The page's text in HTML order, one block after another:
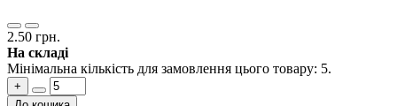
2.50 грн.
На складі
Мінімальна кількість для замовлення цього товару: 5.
+